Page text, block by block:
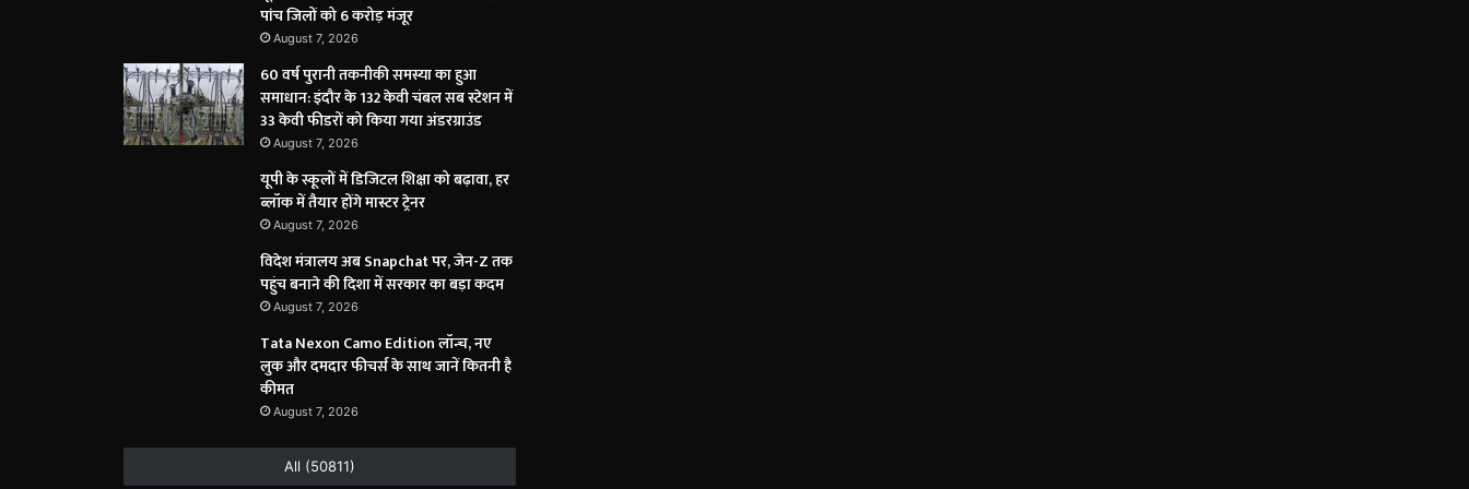
पांच जिलों को 6 करोड़ मंजूर
August 7, 2026
60 वर्ष पुरानी तकनीकी समस्या का हुआ
समाधान: इंदौर के 132 केवी चंबल सब स्टेशन में
33 केवी फीडरों को किया गया अंडरग्राउंड
August 7, 2026
यूपी के स्कूलों में डिजिटल शिक्षा को बढ़ावा, हर
ब्लॉक में तैयार होंगे मास्टर ट्रेनर
August 7, 2026
विदेश मंत्रालय अब Snapchat पर, जेन-Z तक
पहुंच बनाने की दिशा में सरकार का बड़ा कदम
August 7, 2026
Tata Nexon Camo Edition लॉन्च, नए
लुक और दमदार फीचर्स के साथ जानें कितनी है
कीमत
August 7, 2026
All (50811)